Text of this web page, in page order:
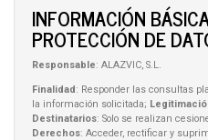
INFORMACIÓN
PROTECCIÓN DE
Responsable: ALAZVIC, S.L.
Finalidad: Responder las consultas
la información solicitada;
Destinatarios: Solo se realizan
Derechos: Acceder, rectificar y